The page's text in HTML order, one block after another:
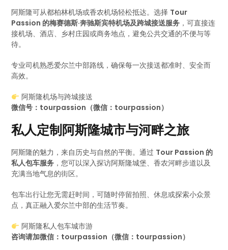
阿斯隆可从都柏林机场或香农机场轻松抵达。选择 Tour
Passion 的梅赛德斯·奔驰斯宾特机场及跨城接送服务 ，可直接连
接机场、酒店、乡村庄园或商务地点，避免公共交通的不便与等
待。
专业司机熟悉爱尔兰中部路线，确保每一次接送都准时、安全而
高效。
阿斯隆机场与跨城接送
微信号：tourpassion（微信：tourpassion）
私人定制阿斯隆城市与河畔之旅
阿斯隆的魅力，来自历史与自然的平衡。通过 Tour Passion 的
私人包车服务 ，您可以深入探访阿斯隆城堡、香农河畔步道以及
充满当地气息的街区。
包车出行让您无需赶时间，可随时停留拍照、休息或探索小众景
点，真正融入爱尔兰中部的生活节奏。
阿斯隆私人包车城市游
咨询请加微信：tourpassion（微信：tourpassion）